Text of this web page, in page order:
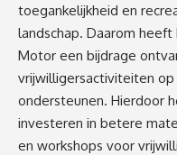
toegankelijkheid en
landschap. Daarom
Motor een bijdrage
vrijwilligersactiviteiten
ondersteunen. Hierdoor
investeren in betere
en workshops voor